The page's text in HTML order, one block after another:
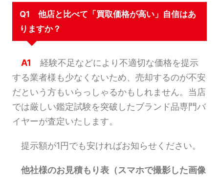
Q1 他店と比べて「買取価格が高い」自信はあ
りますか？
A1 経験不足などにより不適切な価格を提示
する業者様も少なくないため、売却するのが不安
だという方もいらっしゃるかもしれません。当店
では厳しい鑑定試験を突破したブランド品専門バ
イヤーが査定いたします。
提示額が1円でも安ければお知らせください。
他社様のお見積もり表（スマホで撮影した画像